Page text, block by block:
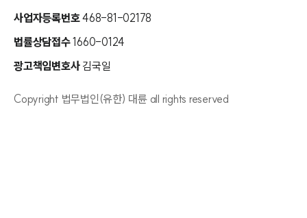
사업자등록번호468-81-02178
법률상담접수1660-0124
광고책임변호사 김국일
Copyright 법무법인(유한) 대륜 all rights reserved